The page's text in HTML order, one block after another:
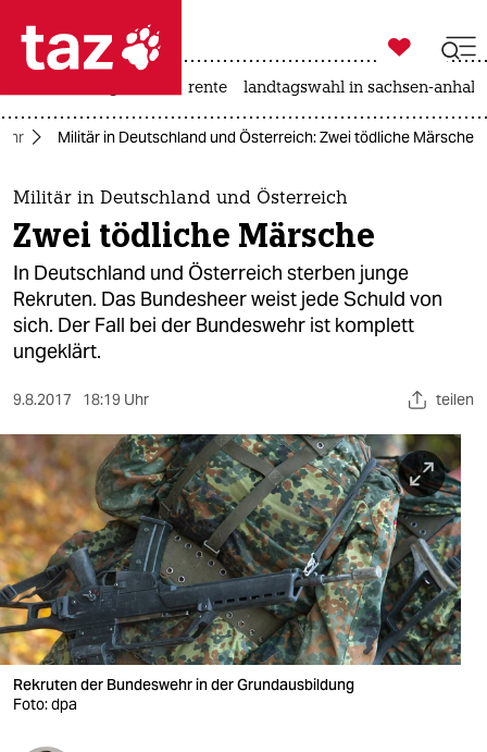
 taz zahl ich
taz zahl ich
themen
politik
öko
gesellschaft
kultur
sport
berlin
nord
wahrheit
verlag
verlag

taz zahl ich
rente landtagswahl in sachsen-anhalt
Militär in Deutschland und Österreich: Zwei tödliche Märsche
Militär in Deutschland und Österreich
Zwei tödliche Märsche
In Deutschland und Österreich sterben junge
Rekruten. Das Bundesheer weist jede Schuld von
sich. Der Fall bei der Bundeswehr ist komplett
ungeklärt.
9.8.2017 18:19 Uhr teilen
Rekruten der Bundeswehr in der Grundausbildung
Foto: dpa